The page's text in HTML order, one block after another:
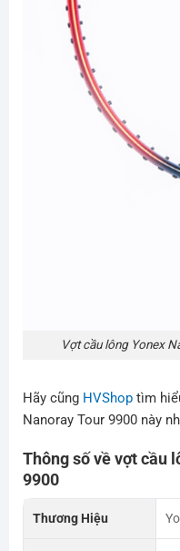
Vợt cầu lông Yonex
Hãy cũng HVShoptìm
Nanoray Tour 9900 này
Thông số về vợt cầu
9900
Thương Hiệu